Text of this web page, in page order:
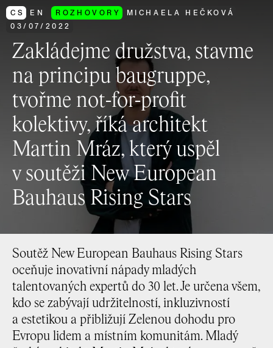
CS EN ROZHOVORY
MICHAELA HEČKOVÁ
03/ 07/ 2022
Zakládejme družstva, stavme
na principu baugruppe,
tvořme not-for-profit
kolektivy, říká architekt
Martin Mráz, který uspěl
v soutěži New European
Bauhaus Rising Stars
Soutěž New European Bauhaus Rising Stars
oceňuje inovativní nápady mladých
talentovaných expertů do 30 let. Je určena všem,
kdo se zabývají udržitelností, inkluzivností
a estetikou a přibližují Zelenou dohodu pro
Evropu lidem a místním komunitám. Mladý